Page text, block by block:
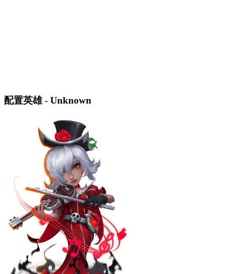
配置英雄 - Unknown